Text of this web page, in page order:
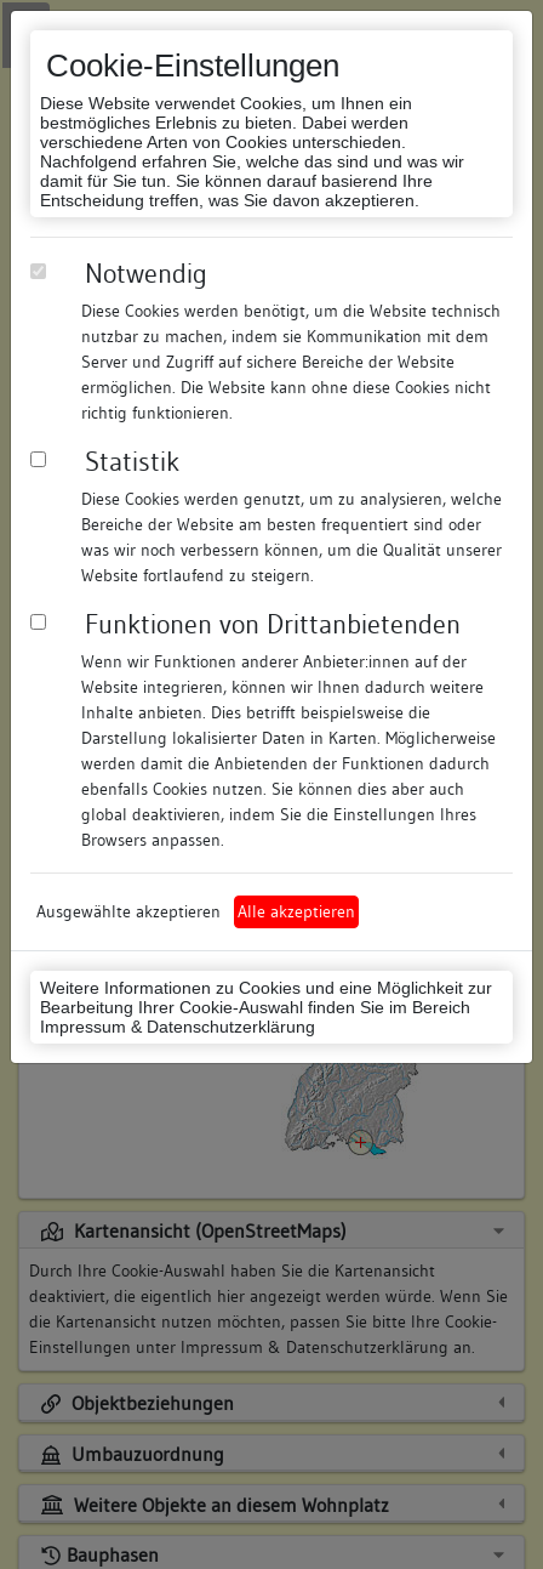
Cookie-Einstellungen
Diese Website verwendet Cookies, um Ihnen ein
bestmögliches Erlebnis zu bieten. Dabei werden
verschiedene Arten von Cookies unterschieden.
Nachfolgend erfahren Sie, welche das sind und was wir
damit für Sie tun. Sie können darauf basierend Ihre
Entscheidung treffen, was Sie davon akzeptieren.
Notwendig
Diese Cookies werden benötigt, um die Website technisch
nutzbar zu machen, indem sie Kommunikation mit dem
Server und Zugriff auf sichere Bereiche der Website
ermöglichen. Die Website kann ohne diese Cookies nicht
richtig funktionieren.
Statistik
Diese Cookies werden genutzt, um zu analysieren, welche
Bereiche der Website am besten frequentiert sind oder
was wir noch verbessern können, um die Qualität unserer
Website fortlaufend zu steigern.
Funktionen von Drittanbietenden
Wenn wir Funktionen anderer Anbieter:innen auf der
Website integrieren, können wir Ihnen dadurch weitere
Inhalte anbieten. Dies betrifft beispielsweise die
Darstellung lokalisierter Daten in Karten. Möglicherweise
werden damit die Anbietenden der Funktionen dadurch
ebenfalls Cookies nutzen. Sie können dies aber auch
global deaktivieren, indem Sie die Einstellungen Ihres
Browsers anpassen.
Ausgewählte akzeptieren Alle akzeptieren
Weitere Informationen zu Cookies und eine Möglichkeit zur
Bearbeitung Ihrer Cookie-Auswahl finden Sie im Bereich
Impressum & Datenschutzerklärung
Zur Navigation springen
Zum Inhalt der Website springen
Datenbank Bauforschung/Restaurierung
311315059140/Datum:10.07.2008
Datenbestand:
Bauforschung
Als PDF herunterladen:
Objektdaten
Straße: Münsterplatz
Hausnummer: 9
Postleitzahl: 78462
Stadt-Teilort: Konstanz
Regierungsbezirk: Freiburg
Konstanz (Landkreis)
Wohnplatzschlüssel: 8335043012
Flurstücknummer: 162
Historischer Straßenname: keiner
Lage des Wohnplatzes:
Kartenansicht (OpenStreetMaps)
Durch Ihre Cookie-Auswahl haben Sie die Kartenansicht
deaktiviert, die eigentlich hier angezeigt werden würde. Wenn Sie
die Kartenansicht nutzen möchten, passen Sie bitte Ihre Cookie-
Einstellungen unter Impressum & Datenschutzerklärung an.
Objektbeziehungen
Umbauzuordnung
Weitere Objekte an diesem Wohnplatz
Bauphasen